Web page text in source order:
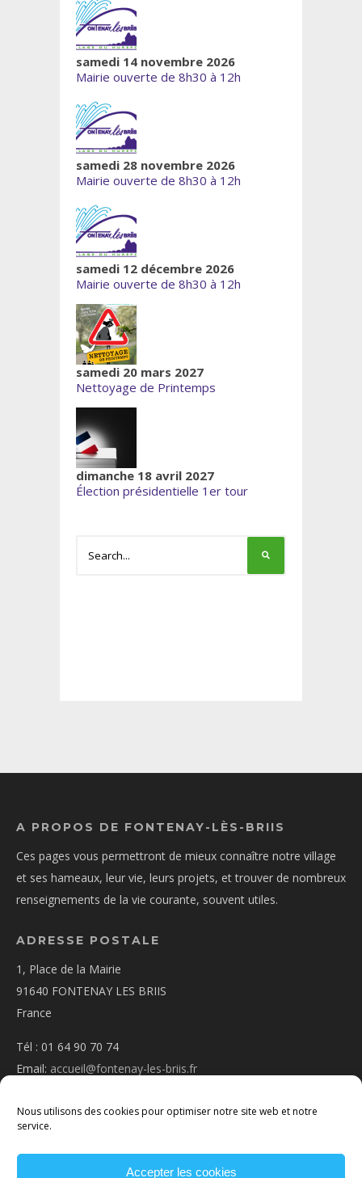
Nous utilisons des cookies pour optimiser notre site web et notre
service.
Accepter les cookies
samedi 14 novembre 2026
Mairie ouverte de 8h30 à 12h
samedi 28 novembre 2026
Mairie ouverte de 8h30 à 12h
samedi 12 décembre 2026
Mairie ouverte de 8h30 à 12h
samedi 20 mars 2027
Nettoyage de Printemps
dimanche 18 avril 2027
Élection présidentielle 1er tour
A PROPOS DE FONTENAY-LÈS-BRIIS
Ces pages vous permettront de mieux connaître notre village
et ses hameaux, leur vie, leurs projets, et trouver de nombreux
renseignements de la vie courante, souvent utiles.
ADRESSE POSTALE
1, Place de la Mairie
91640 FONTENAY LES BRIIS
France
Tél : 01 64 90 70 74
Email: accueil@fontenay-les-briis.fr
NOUS CONTACTER